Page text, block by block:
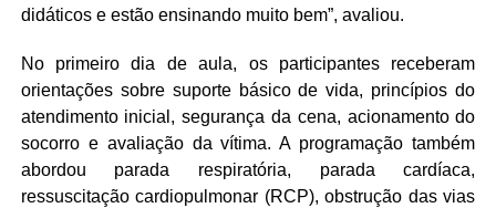
didáticos e estão ensinando muito bem”, avaliou.
No primeiro dia de aula, os participantes receberam
orientações sobre suporte básico de vida, princípios do
atendimento inicial, segurança da cena, acionamento do
socorro e avaliação da vítima. A programação também
abordou parada respiratória, parada cardíaca,
ressuscitação cardiopulmonar (RCP), obstrução das vias